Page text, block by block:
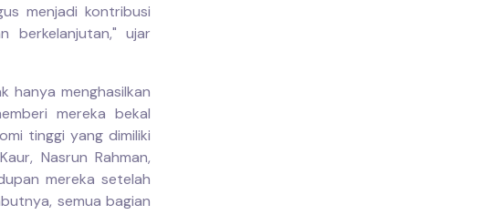
menjadi kontribusi
berkelanjutan," ujar
hanya menghasilkan
mereka bekal
tinggi yang dimiliki
Nasrun Rahman,
mereka setelah
semua bagian